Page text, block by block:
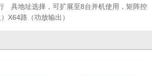
具地址选择，可扩展至8台并机使用，矩阵控
X64路（功放输出）